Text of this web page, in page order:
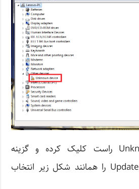
روی Unknown device راست کلیک کرده و گزینه
Update Driver Software را همانند شکل زیر انتخاب